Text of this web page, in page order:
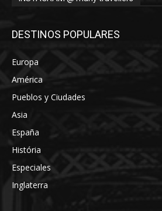
DESTINOS POPULARES
Europa
América
Pueblos y Ciudades
Asia
España
História
Especiales
Inglaterra